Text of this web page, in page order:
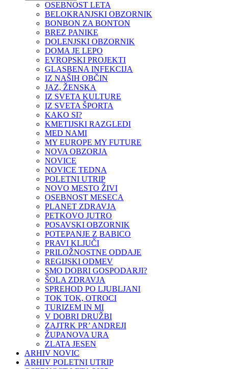
OSEBNOST LETA
BELOKRANJSKI OBZORNIK
BONBON ZA BONTON
BREZ PANIKE
DOLENJSKI OBZORNIK
DOMA JE LEPO
EVROPSKI PROJEKTI
GLASBENA INFEKCIJA
IZ NAŠIH OBČIN
JAZ, ŽENSKA
IZ SVETA KULTURE
IZ SVETA ŠPORTA
KAKO SI?
KMETIJSKI RAZGLEDI
MED NAMI
MY EUROPE MY FUTURE
NOVA OBZORJA
NOVICE
NOVICE TEDNA
POLETNI UTRIP
NOVO MESTO ŽIVI
OSEBNOST MESECA
PLANET ZDRAVJA
PETKOVO JUTRO
POSAVSKI OBZORNIK
POTEPANJE Z BABICO
PRAVI KLJUČI
PRILOŽNOSTNE ODDAJE
REGIJSKI ODMEV
SMO DOBRI GOSPODARJI?
ŠOLA ZDRAVJA
SPREHOD PO LJUBLJANI
TOK TOK, OTROCI
TURIZEM IN MI
V DOBRI DRUŽBI
ZAJTRK PR’ ANDREJI
ŽUPANOVA URA
ZLATA JESEN
ARHIV NOVIC
ARHIV POLETNI UTRIP